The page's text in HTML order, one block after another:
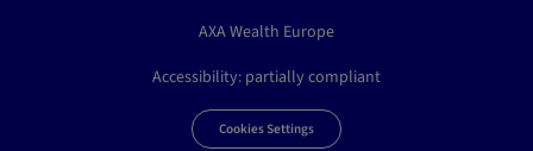
AXA Wealth Europe
Accessibility: partially compliant
Cookies Settings